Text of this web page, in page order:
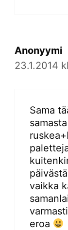
Anonyymi
23.1.2014
Sama
vaikka
eroa